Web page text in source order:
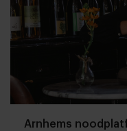
Arnhems